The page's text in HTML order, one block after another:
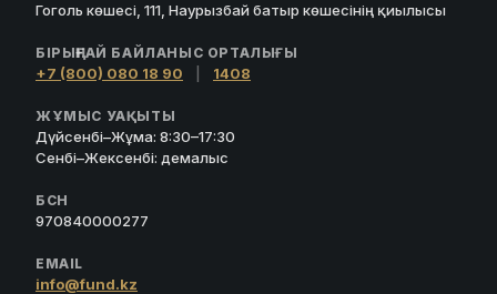
Гоголь көшесі, 111, Наурызбай батыр көшесінің қиылысы
БІРЫҢҒАЙ БАЙЛАНЫС ОРТАЛЫҒЫ
+7 (800) 080 18 90 1408
ЖҰМЫС УАҚЫТЫ
Дүйсенбі–Жұма: 8:30–17:30
Сенбі–Жексенбі: демалыс
БСН
970840000277
EMAIL
info@fund.kz